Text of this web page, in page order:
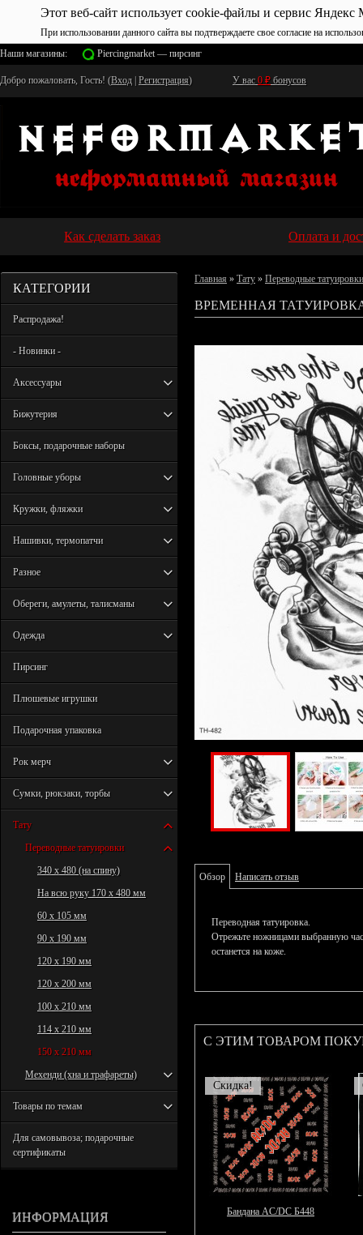
Этот веб-сайт использует cookie-файлы и сервис Яндекс
При использовании данного сайта вы подтверждаете свое согласие на
Наши магазины:
Piercingmarket — пирсинг
Добро пожаловать, Гость! (Вход Регистрация) У вас 0 ₽ бонусов
Как сделать заказ Оплата и
КАТЕГОРИИ
Распродажа!
- Новинки -
Аксессуары
Бижутерия
Боксы, подарочные наборы
Головные уборы
Кружки, фляжки
Нашивки, термопатчи
Разное
Обереги, амулеты, талисманы
Одежда
Пирсинг
Плюшевые игрушки
Подарочная упаковка
Рок мерч
Сумки, рюкзаки, торбы
Тату
Переводные татуировки
340 х 480 (на спину)
На всю руку 170 х 480 мм
60 х 105 мм
90 х 190 мм
120 х 190 мм
120 х 200 мм
100 х 210 мм
114 х 210 мм
150 х 210 мм
Мехенди (хна и трафареты)
Товары по темам
Для самовывоза; подарочные
сертификаты
ИНФОРМАЦИЯ
Главная » Тату » Переводные татуировки
ВРЕМЕННАЯ ТАТУИРОВКА
Обзор Написать отзыв
Переводная татуировка.
Отрежьте ножницами выбранную
останется на коже.
С ЭТИМ ТОВАРОМ
Скидка!
Бандана AC/DC Б448